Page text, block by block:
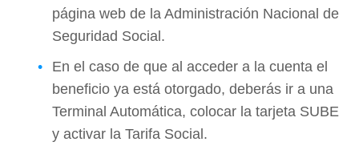
página web de la Administración Nacional de
Seguridad Social.
En el caso de que al acceder a la cuenta el
beneficio ya está otorgado, deberás ir a una
Terminal Automática, colocar la tarjeta SUBE
y activar la Tarifa Social.